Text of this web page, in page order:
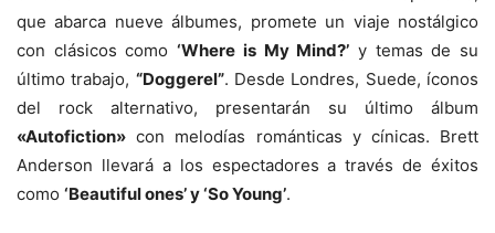
que abarca nueve álbumes, promete un viaje nostálgico
con clásicos como‘Where is My Mind?’ y temas de su
último trabajo, “Doggerel”. Desde Londres, Suede, íconos
del rock alternativo, presentarán su último álbum
«Autofiction» con melodías románticas y cínicas. Brett
Anderson llevará a los espectadores a través de éxitos
como ‘Beautiful ones’ y ‘So Young’.